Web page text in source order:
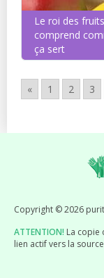
Le roi des
comprend
ça sert
« 1 2 3
Copyright © 2026
ATTENTION! La copie
lien actif vers la